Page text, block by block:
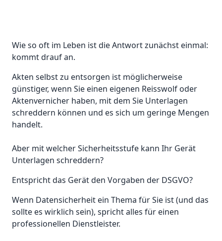
Wie so oft im Leben ist die Antwort zunächst einmal:
kommt drauf an.
Akten selbst zu entsorgen ist möglicherweise
günstiger, wenn Sie einen eigenen Reisswolf oder
Aktenvernicher haben, mit dem Sie Unterlagen
schreddern können und es sich um geringe Mengen
handelt.
Aber mit welcher Sicherheitsstufe kann Ihr Gerät
Unterlagen schreddern?
Entspricht das Gerät den Vorgaben der DSGVO?
Wenn Datensicherheit ein Thema für Sie ist (und das
sollte es wirklich sein), spricht alles für einen
professionellen Dienstleister.